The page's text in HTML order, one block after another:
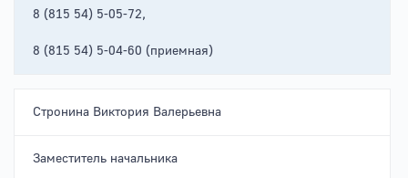
8 (815 54) 5-05-72,
8 (815 54) 5-04-60 (приемная)
Стронина Виктория Валерьевна
Заместитель начальника